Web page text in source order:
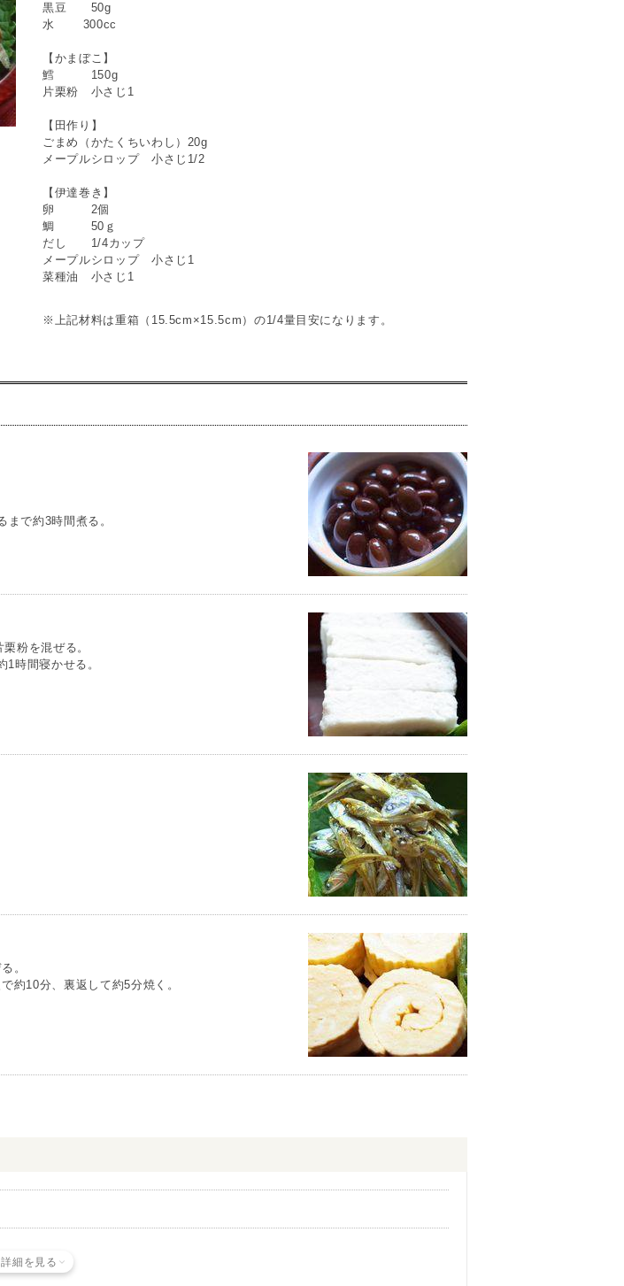
黒豆 50g
水 300cc
【かまぼこ】
鱈 150g
片栗粉 小さじ1
【田作り】
ごまめ（かたくちいわし）20g
メープルシロップ 小さじ1/2
【伊達巻き】
卵 2個
鯛 50ｇ
だし 1/4カップ
メープルシロップ 小さじ1
菜種油 小さじ1
※上記材料は重箱（15.5cm×15.5cm）の1/4量目安になります。
で約3時間煮る。
粉を混ぜる。
時間寝かせる。
。
約10分、裏返して約5分焼く。
詳細を見る